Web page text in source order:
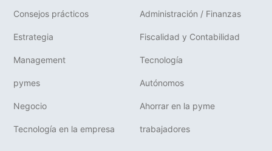
Consejos prácticos Administración / Finanzas
Estrategia Fiscalidad y Contabilidad
Management Tecnología
pymes Autónomos
Negocio Ahorrar en la pyme
Tecnología en la empresa trabajadores